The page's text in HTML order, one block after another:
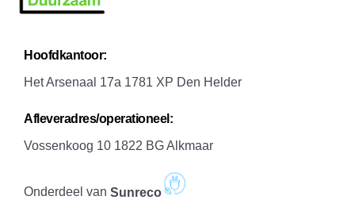
Hoofdkantoor:
Het Arsenaal 17a 1781 XP Den Helder
Afleveradres/operationeel:
Vossenkoog 10 1822 BG Alkmaar
Onderdeel van Sunreco